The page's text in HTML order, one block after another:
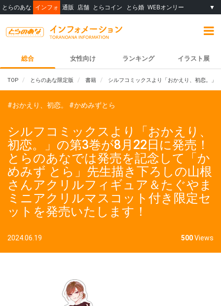
とらのあな インフォ 通販 店舗 とらコイン とら婚 WEBオンリー ▼
総合 女性向け ランキング イラスト展
TOP とらのあな限定版 書籍 シルフコミックスより「おかえり、初恋。」
#おかえり、初恋。 #かめみずとら
シルフコミックスより「おかえり、
初恋。」の第3巻が8月22日に発売！
とらのあなでは発売を記念して「か
めみず とら」先生描き下ろしの山根
さんアクリルフィギュア＆たぐやま
ミニアクリルマスコット付き限定セ
ットを発売いたします！
2024.06.19 500Views